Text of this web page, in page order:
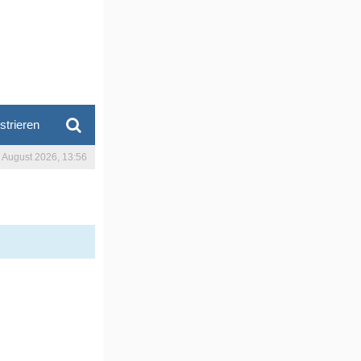
August 2026, 13:56